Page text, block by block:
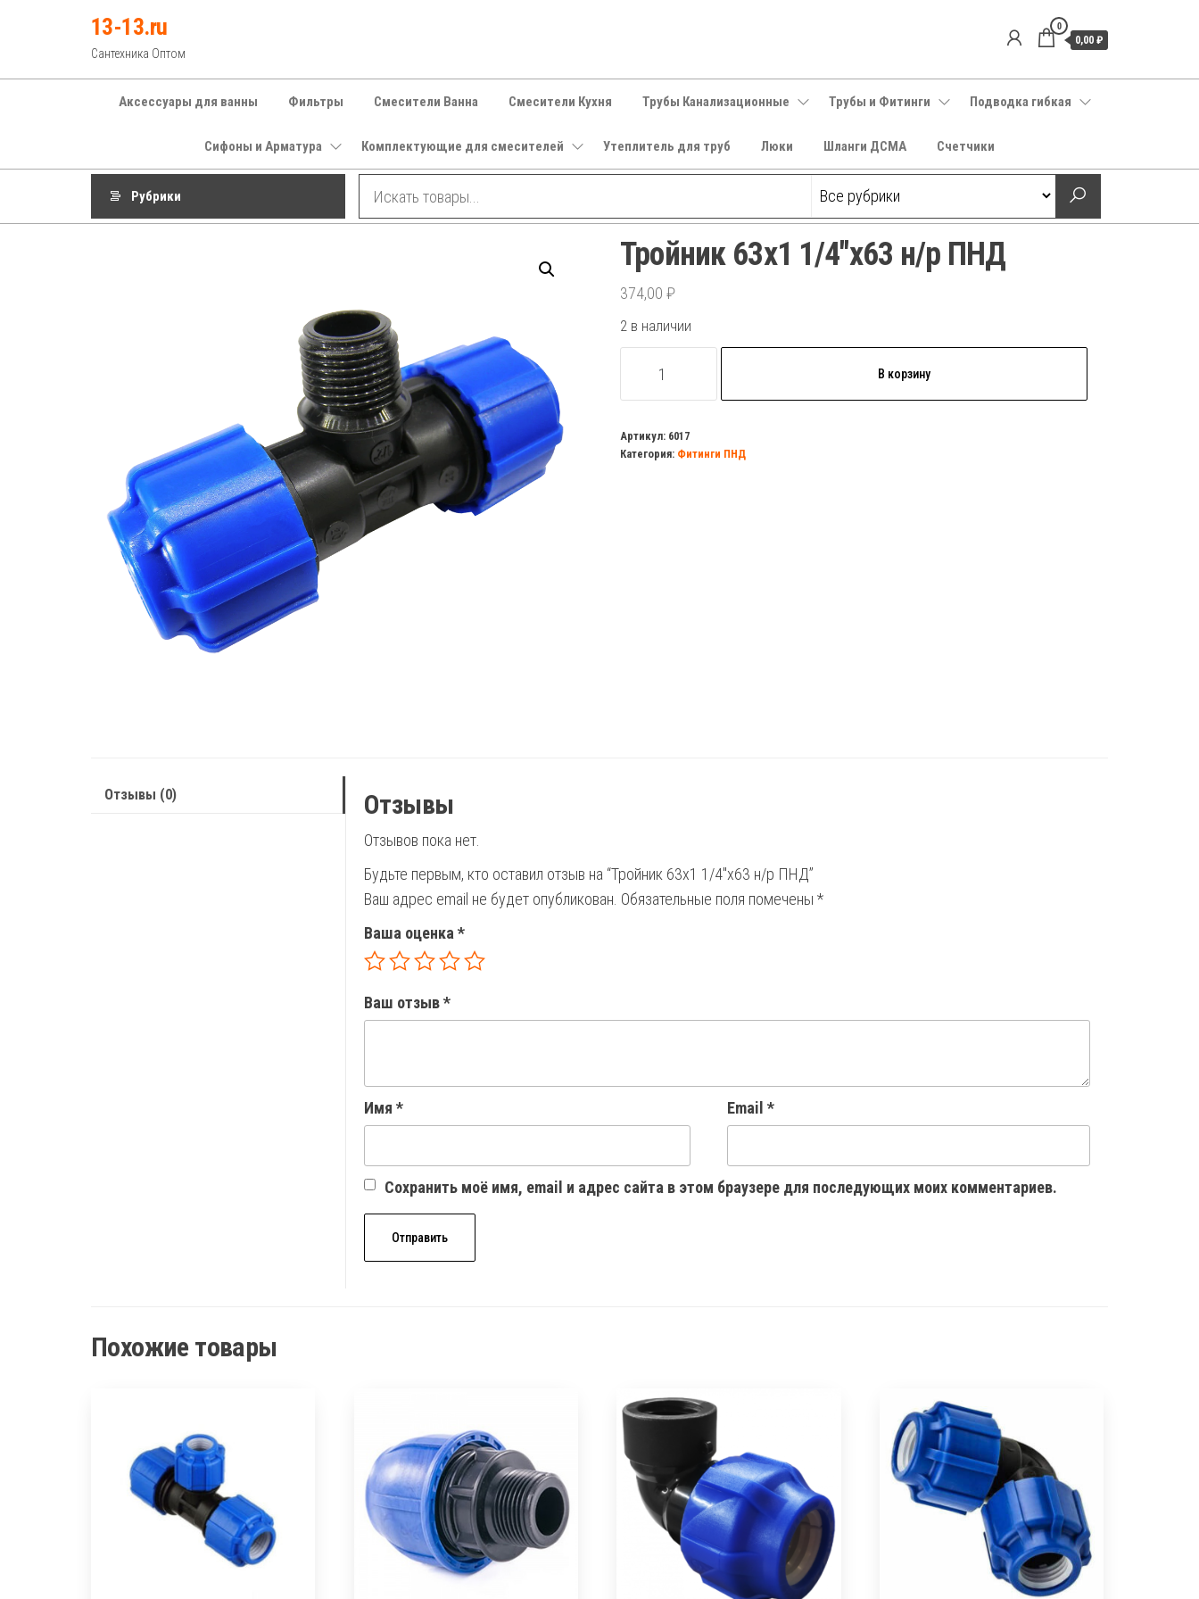
13-13.ru
Сантехника Оптом
0
0,00 ₽
Аксессуары для ванны Фильтры Смесители Ванна Смесители Кухня Трубы Канализационные Трубы и Фитинги Подводка гибкая
Сифоны и Арматура Комплектующие для смесителей Утеплитель для труб Люки Шланги ДСМА Счетчики
Рубрики
Тройник 63х1 1/4″х63 н/р ПНД
374,00 ₽
2 в наличии
товара
63х1
1/4"х63
В корзину
Артикул: 6017
Категория: Фитинги ПНД
Отзывы (0) Отзывы
Отзывов пока нет.
Будьте первым, кто оставил отзыв на “Тройник 63х1 1/4″х63 н/р ПНД”
Ваш адрес email не будет опубликован. Обязательные поля помечены *
Ваша оценка *
Ваш отзыв*
Имя * Email *
Сохранить моё имя, email и адрес сайта в этом браузере для последующих моих комментариев.
Похожие товары